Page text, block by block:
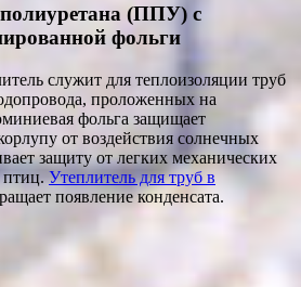
(ППУ) с
фольги
служит для теплоизоляции труб
проложенных на
фольга защищает
от воздействия солнечных
защиту от легких механических
птиц.Утеплитель для труб в
появление конденсата.